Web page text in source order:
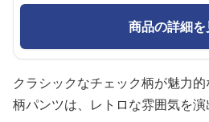
商品の詳細を
クラシックなチェック柄が魅力
柄パンツは、レトロな雰囲気を演